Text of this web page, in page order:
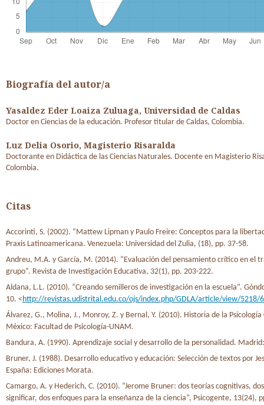
Biografía del autor/a
Yasaldez Eder Loaiza Zuluaga, Universidad de Caldas
Doctor en Ciencias de la educación. Profesor titular de Caldas, Colombia.
Luz Delia Osorio, Magisterio Risaralda
Doctorante en Didáctica de las Ciencias Naturales. Docente en Magisterio
Colombia.
Citas
Accorinti, S. (2002). “Mattew Lipman y Paulo Freire: Conceptos para la
Praxis Latinoamericana. Venezuela: Universidad del Zulia, (18), pp. 37-58.
Andreu, M.A. y García, M. (2014). “Evaluación del pensamiento crítico en el
grupo”. Revista de Investigación Educativa, 32(1), pp. 203-222.
Aldana, L.L. (2010). “Creando semilleros de investigación en la escuela”.
10. <http://revistas.udistrital.edu.co/ojs/index.php/GDLA/article/view/5218/
Álvarez, G., Molina, J., Monroy, Z. y Bernal, Y. (2010). Historia de la Psicología
México: Facultad de Psicología-UNAM.
Bandura, A. (1990). Aprendizaje social y desarrollo de la personalidad.
Bruner, J. (1988). Desarrollo educativo y educación: Selección de textos por
España: Ediciones Morata.
Camargo, A. y Hederich, C. (2010). “Jerome Bruner: dos teorías cognitivas,
significar, dos enfoques para la enseñanza de la ciencia”, Psicogente, 13(24),